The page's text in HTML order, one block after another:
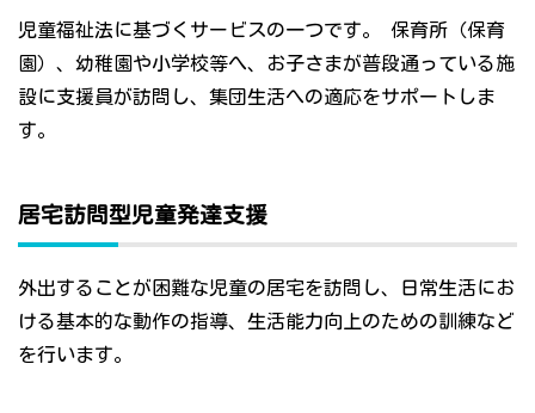
児童福祉法に基づくサービスの一つです。 保育所（保育
園）、幼稚園や小学校等へ、お子さまが普段通っている施
設に支援員が訪問し、集団生活への適応をサポートしま
す。
居宅訪問型児童発達支援
外出することが困難な児童の居宅を訪問し、日常生活にお
ける基本的な動作の指導、生活能力向上のための訓練など
を行います。